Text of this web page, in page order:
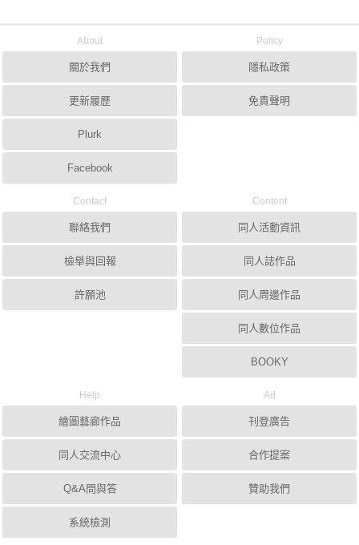
About
關於我們
更新履歷
Plurk
Facebook
Policy
隱私政策
免責聲明
Contact
聯絡我們
檢舉與回報
許願池
Content
同人活動資訊
同人誌作品
同人周邊作品
同人數位作品
BOOKY
Help
繪圖藝廊作品
同人交流中心
Q&A問與答
系統檢測
Ad
刊登廣告
合作提案
贊助我們